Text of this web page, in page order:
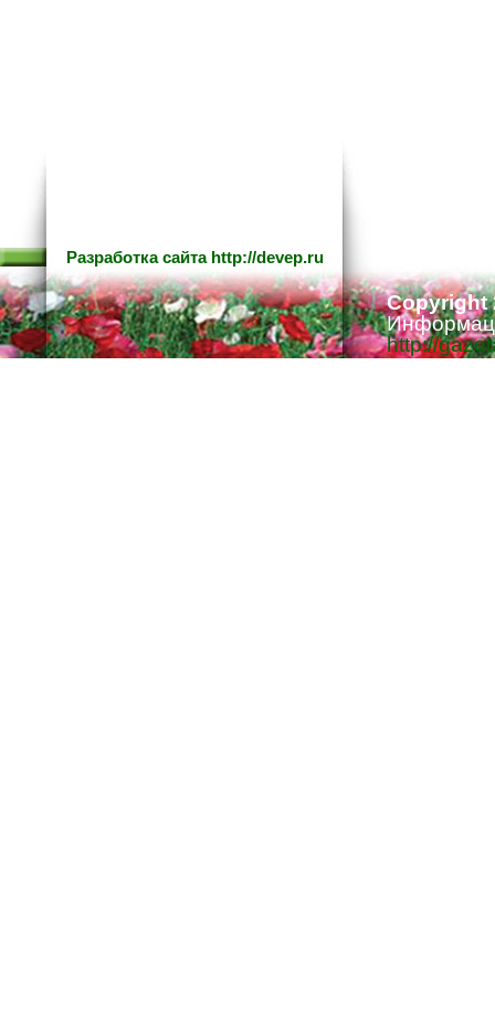
Разработка сайта http://devep.ru
Copyright
http://